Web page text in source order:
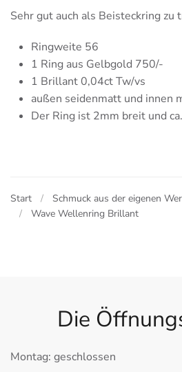
Sehr gut auch als Beisteckring zu
Ringweite 56
1 Ring aus Gelbgold 750/-
1 Brillant 0,04ct Tw/vs
außen seidenmatt und innen
Der Ring ist 2mm breit und
Start Schmuck aus der eigenen
Wave Wellenring Brillant
Die
Montag: geschlossen